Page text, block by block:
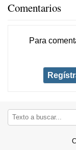
Comentarios
Para